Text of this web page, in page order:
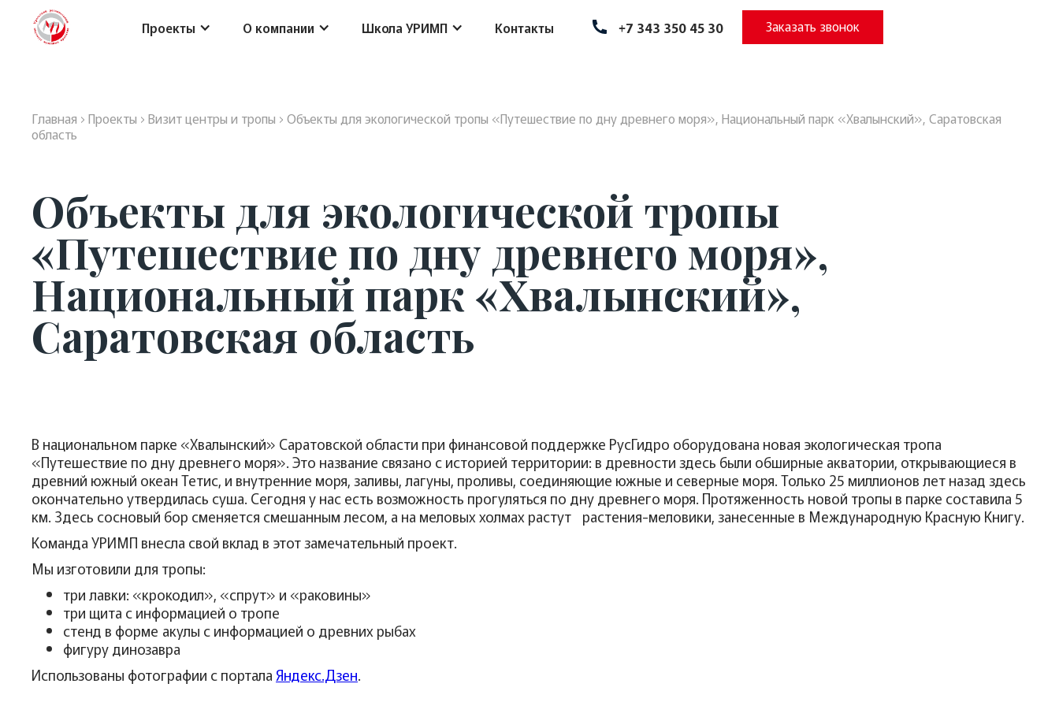
Проекты О компании Школа УРИМП Контакты +7 343 350 45 30 Заказать звонок
Главная › Проекты › Визит центры и тропы › Объекты для экологической тропы «Путешествие по дну древнего моря», Национальный парк «Хвалынский», Саратовская
область
Объекты для экологической тропы
«Путешествие по дну древнего моря»,
Национальный парк «Хвалынский»,
Саратовская область
В национальном парке «Хвалынский» Саратовской области при финансовой поддержке РусГидро оборудована новая экологическая тропа
«Путешествие по дну древнего моря». Это название связано с историей территории: в древности здесь были обширные акватории, открывающиеся в
древний южный океан Тетис, и внутренние моря, заливы, лагуны, проливы, соединяющие южные и северные моря. Только 25 миллионов лет назад здесь
окончательно утвердилась суша. Сегодня у нас есть возможность прогуляться по дну древнего моря. Протяженность новой тропы в парке составила 5
км. Здесь сосновый бор сменяется смешанным лесом, а на меловых холмах растут растения-меловики, занесенные в Международную Красную Книгу.
Команда УРИМП внесла свой вклад в этот замечательный проект.
Мы изготовили для тропы:
три лавки: «крокодил», «спрут» и «раковины»
три щита с информацией о тропе
стенд в форме акулы с информацией о древних рыбах
фигуру динозавра
Использованы фотографии с портала Яндекс.Дзен.